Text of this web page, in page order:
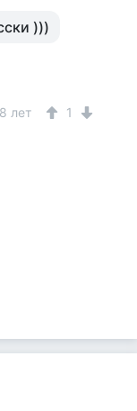
)))
8 лет 1